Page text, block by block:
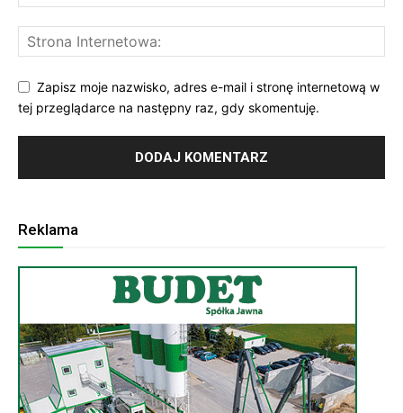
Zapisz moje nazwisko, adres e-mail i stronę internetową w
tej przeglądarce na następny raz, gdy skomentuję.
Reklama